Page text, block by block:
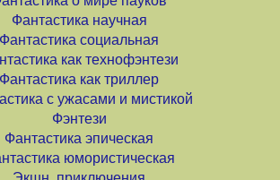
Фантастика научная
Фантастика социальная
как технофэнтези
Фантастика как триллер
с ужасами и мистикой
Фэнтези
Фантастика эпическая
юмористическая